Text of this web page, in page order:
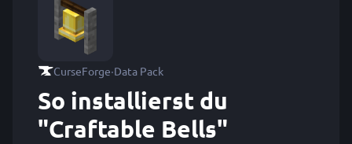
CurseForge·Data Pack
So installierst du
"Craftable Bells"